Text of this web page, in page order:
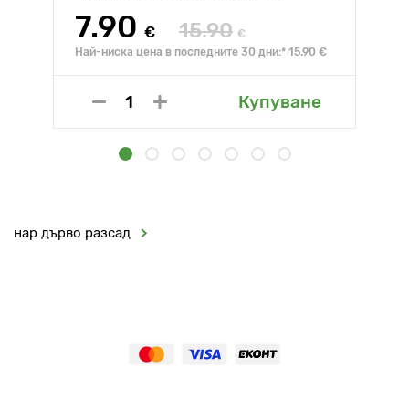
7.90 € 15.90 €
Най-ниска цена в последните 30 дни:* 15.90 €
Купуване
нар дърво разсад